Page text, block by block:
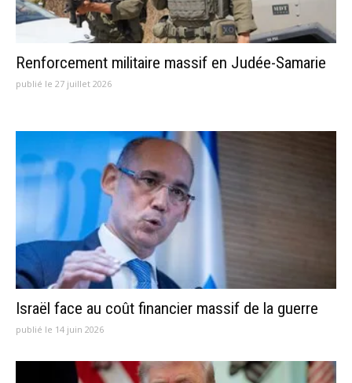
Renforcement militaire massif en Judée-Samarie
publié le 27 juillet 2026
Israël face au coût financier massif de la guerre
publié le 14 juin 2026